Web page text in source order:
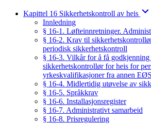
Kapittel 16 Sikkerhetskontroll av heis
Innledning
§ 16-1. Løfteinnretninger.
§ 16-2. Krav til
periodisk sikkerhetskontroll
§ 16-3. Vilkår for å få godkjenning
sikkerhetskontrollør for heis for
yrkeskvalifikasjoner fra annen
§ 16-4. Midlertidig utøvelse av
§ 16-5. Språkkrav
§ 16-6. Installasjonsregister
§ 16-7. Administrativt samarbeid
§ 16-8. Prisregulering